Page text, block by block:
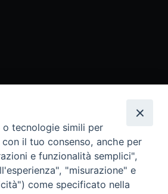
Digitale
Cartaceo
tecnologie simili per
il tuo consenso, anche per
e funzionalità semplici",
"misurazione" e
come specificato nella